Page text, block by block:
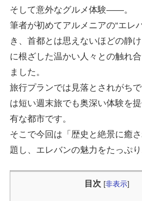
そして意外なグルメ体験――。
筆者が初めてアルメニアの“エレ
き、首都とは思えないほどの静
に根ざした温かい人々との触れ
ました。
旅行プランでは見落とされがち
は短い週末旅でも奥深い体験を
有な都市です。
そこで今回は「歴史と絶景に癒
題し、エレバンの魅力をたっぷり
目次 [非表示]